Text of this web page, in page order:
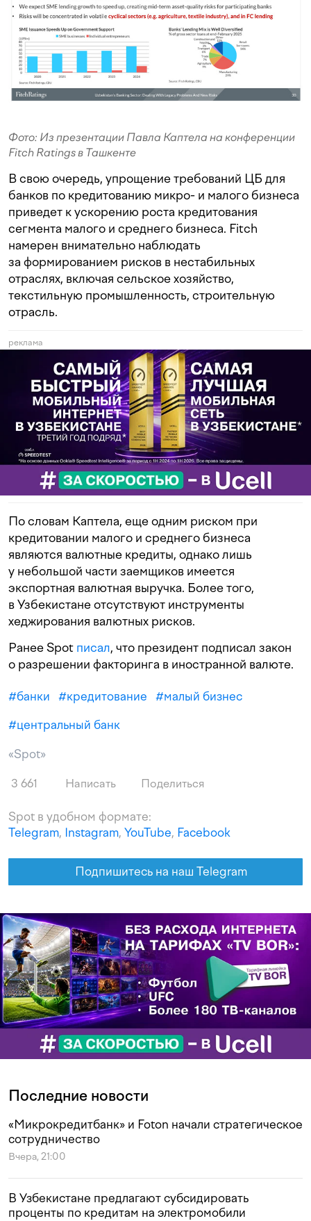
Фото: Из презентации Павла Каптела на конференции
Fitch Ratings в Ташкенте
В свою очередь, упрощение требований ЦБ для
банков по кредитованию микро- и малого бизнеса
приведет к ускорению роста кредитования
сегмента малого и среднего бизнеса. Fitch
намерен внимательно наблюдать
за формированием рисков в нестабильных
отраслях, включая сельское хозяйство,
текстильную промышленность, строительную
отрасль.
реклама
По словам Каптела, еще одним риском при
кредитовании малого и среднего бизнеса
являются валютные кредиты, однако лишь
у небольшой части заемщиков имеется
экспортная валютная выручка. Более того,
в Узбекистане отсутствуют инструменты
хеджирования валютных рисков.
Ранее Spot писал, что президент подписал закон
о разрешении факторинга в иностранной валюте.
#банки #кредитование #малый бизнес
#центральный банк
«Spot»
3 661 Написать Поделиться
Spot в удобном формате:
Telegram, Instagram, YouTube, Facebook
Подпишитесь на наш Telegram
Последние новости
«Микрокредитбанк» и Foton начали стратегическое
сотрудничество
Вчера, 21:00
В Узбекистане предлагают субсидировать
проценты по кредитам на электромобили